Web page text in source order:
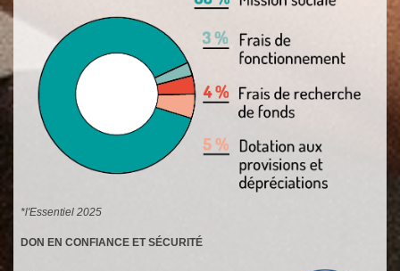
*l'Essentiel 2025
DON EN CONFIANCE ET SÉCURITÉ